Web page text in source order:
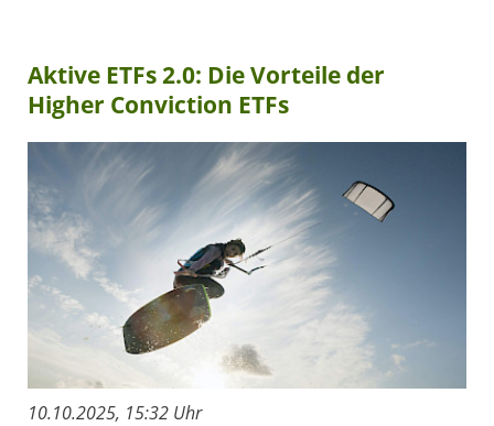
Aktive ETFs 2.0: Die Vorteile der
Higher Conviction ETFs
10.10.2025, 15:32 Uhr